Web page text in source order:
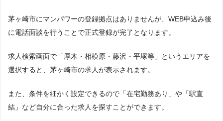
茅ヶ崎市にマンパワーの登録拠点はありませんが、WEB申込み後
に電話面談を行うことで正式登録が完了となります。
求人検索画面で「厚木・相模原・藤沢・平塚等」というエリアを
選択すると、茅ヶ崎市の求人が表示されます。
また、条件を細かく設定できるので「在宅勤務あり」や「駅直
結」など自分に合った求人を探すことができます。